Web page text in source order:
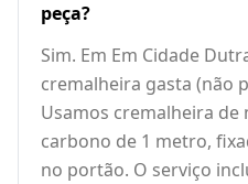
peça?
Sim. Em Em Cidade
cremalheira gasta (não
Usamos cremalheira
carbono de 1 metro,
no portão. O serviço